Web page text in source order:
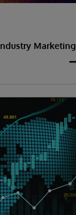
Marketing